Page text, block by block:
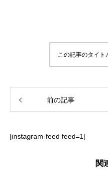
この記事のタイ
前の記事
[instagram-feed feed=1]
関